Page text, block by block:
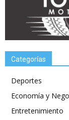
Categorías
Deportes
Economía y
Entretenimiento